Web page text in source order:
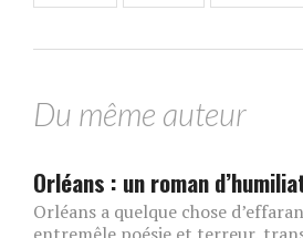
Du même auteur
Orléans : un roman
Orléans a quelque chose
entremêle poésie et terreur,